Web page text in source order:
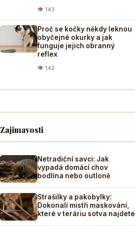
👁 143
Proč se kočky někdy leknou
obyčejné okurky a jak
funguje jejich obranný
reflex
👁 142
Zajimavosti
Netradiční savci: Jak
vypadá domácí chov
bodlína nebo outloně
Strašilky a pakobylky:
Dokonalí mistři maskování,
které v teráriu sotva najdete